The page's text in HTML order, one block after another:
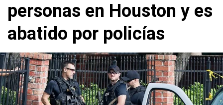
personas en Houston y es
abatido por policías